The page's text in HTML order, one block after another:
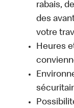
rabais,
des
votre
Heures